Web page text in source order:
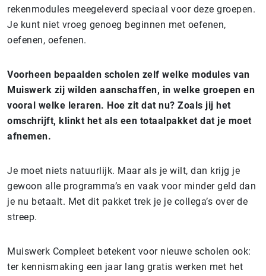
rekenmodules meegeleverd speciaal voor deze groepen.
Je kunt niet vroeg genoeg beginnen met oefenen,
oefenen, oefenen.
Voorheen bepaalden scholen zelf welke modules van
Muiswerk zij wilden aanschaffen, in welke groepen en
vooral welke leraren. Hoe zit dat nu? Zoals jij het
omschrijft, klinkt het als een totaalpakket dat je moet
afnemen.
Je moet niets natuurlijk. Maar als je wilt, dan krijg je
gewoon alle programma’s en vaak voor minder geld dan
je nu betaalt. Met dit pakket trek je je collega’s over de
streep.
Muiswerk Compleet betekent voor nieuwe scholen ook:
ter kennismaking een jaar lang gratis werken met het